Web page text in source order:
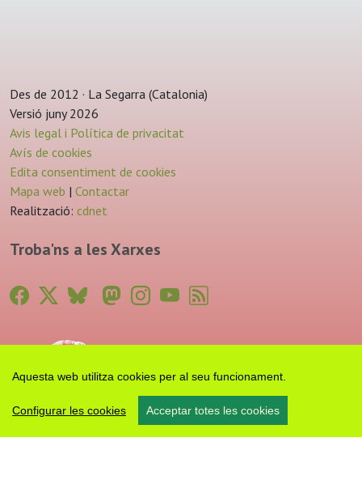
Aquesta web utilitza cookies per al seu funcionament.
Configurar les cookies Acceptar totes les cookies
Des de 2012 · La Segarra (Catalonia)
Versió juny 2026
Avis legal i Política de privacitat
Avís de cookies
Edita consentiment de cookies
Mapa web | Contactar
Realització: cdnet
Troba'ns a les Xarxes